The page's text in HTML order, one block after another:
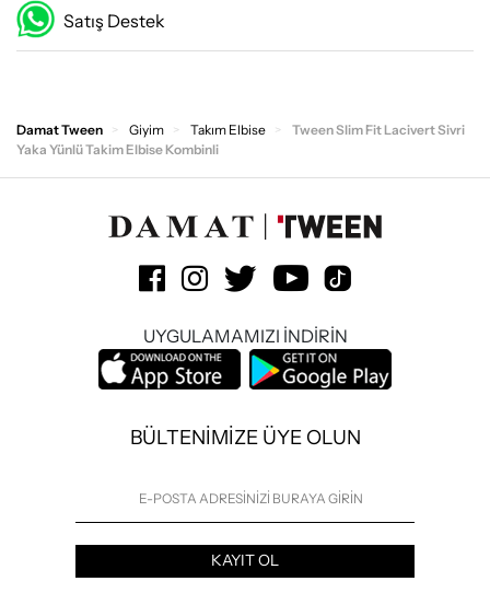
Satış Destek
Damat Tween Giyim Takım Elbise
Tween Slim Fit Lacivert Sivri
Yaka Yünlü Takim Elbise Kombinli
UYGULAMAMIZI İNDİRİN
BÜLTENİMİZE ÜYE OLUN
KAYIT OL